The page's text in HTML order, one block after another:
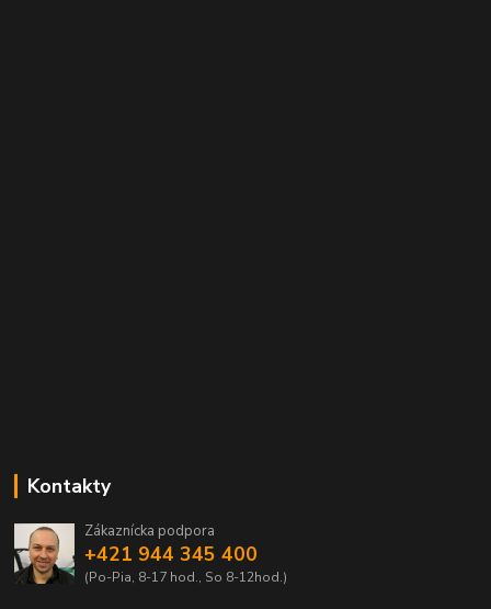
Kontakty
Zákaznícka podpora
+421 944 345 400
(Po-Pia, 8-17 hod., So 8-12hod.)